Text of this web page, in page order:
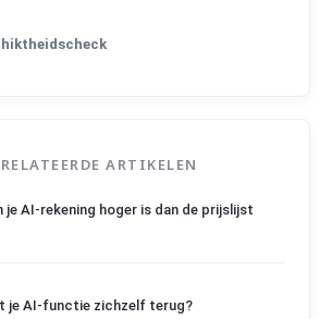
ARTIKELEN
je AI-rekening hoger is dan de prijslijst
je AI-functie zichzelf terug?